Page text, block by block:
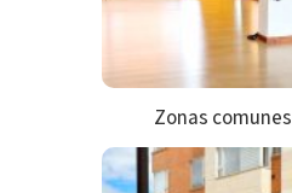
Zonas comunes